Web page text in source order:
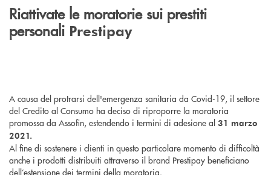
Riattivate le moratorie sui prestiti
personali Prestipay
A causa del protrarsi dell'emergenza sanitaria da Covid-19, il settore
del Credito al Consumo ha deciso di riproporre la moratoria
promossa da Assofin, estendendo i termini di adesione al 31 marzo
2021.
Al fine di sostenere i clienti in questo particolare momento di difficoltà
anche i prodotti distribuiti attraverso il brand Prestipay beneficiano
dell’estensione dei termini della moratoria.